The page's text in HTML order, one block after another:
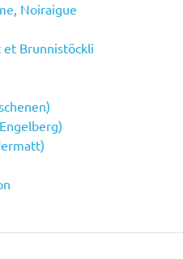
Noiraigue
Brunnistöckli